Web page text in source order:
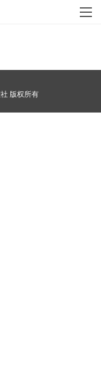
版权所有